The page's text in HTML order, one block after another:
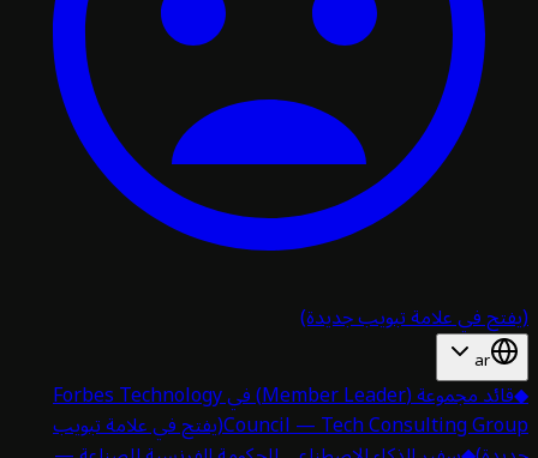
في علامة تبويب جديدة)
ar
قائد مجموعة (Member Leader) في Forbes Technology
Council — Tech Consulting(يفتح في علامة تبويب